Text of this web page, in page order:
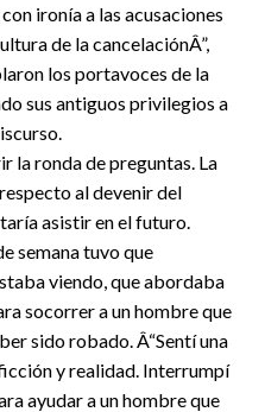
ironía a las acusaciones
de la cancelaciónÂ”,
los portavoces de la
sus antiguos privilegios a
la ronda de preguntas. La
al devenir del
asistir en el futuro.
semana tuvo que
viendo, que abordaba
socorrer a un hombre que
sido robado. Â“Sentí una
y realidad. Interrumpí
ayudar a un hombre que